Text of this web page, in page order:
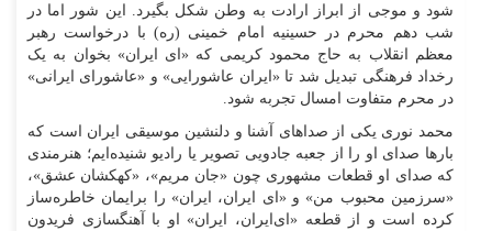
شود و موجی از ابراز ارادت به وطن شکل بگیرد. این شور اما در
شب دهم محرم در حسینیه امام خمینی (ره) با درخواست رهبر
معظم انقلاب به حاج محمود کریمی که «ای ایران» بخوان به یک
رخداد فرهنگی تبدیل شد تا «ایران عاشورایی» و «عاشورای ایرانی»
در محرم متفاوت امسال تجربه شود.
محمد نوری یکی از صداهای آشنا و دلنشین موسیقی ایران است که
بارها صدای او را از جعبه جادویی تصویر یا رادیو شنیده‌ایم؛ هنرمندی
که صدای او قطعات مشهوری چون «جان مریم»، «کهکشان عشق»،
«سرزمین محبوب من» و «ای ایران، ایران» را برایمان خاطره‌ساز
کرده است و از قطعه «ای‌ایران، ایران» او با آهنگسازی فریدون